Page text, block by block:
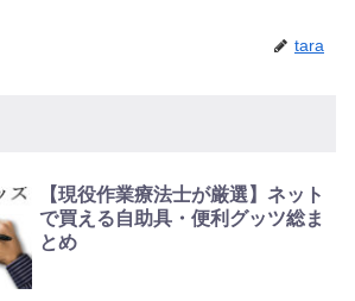
tara
【現役作業療法士が厳選】ネット
で買える自助具・便利グッツ総ま
とめ